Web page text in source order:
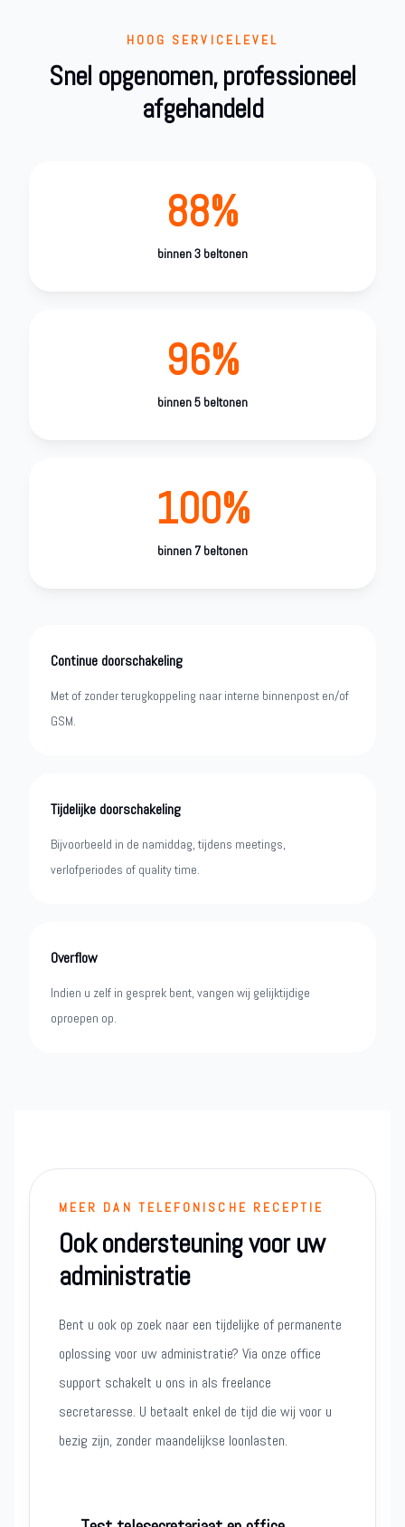
HOOG SERVICELEVEL
Snel opgenomen, professioneel
afgehandeld
88%
binnen 3 beltonen
96%
binnen 5 beltonen
100%
binnen 7 beltonen
Continue doorschakeling
Met of zonder terugkoppeling naar interne binnenpost en/of
GSM.
Tijdelijke doorschakeling
Bijvoorbeeld in de namiddag, tijdens meetings,
verlofperiodes of quality time.
Overflow
Indien u zelf in gesprek bent, vangen wij gelijktijdige
oproepen op.
MEER DAN TELEFONISCHE RECEPTIE
Ook ondersteuning voor uw
administratie
Bent u ook op zoek naar een tijdelijke of permanente
oplossing voor uw administratie? Via onze office
support schakelt u ons in als freelance
secretaresse. U betaalt enkel de tijd die wij voor u
bezig zijn, zonder maandelijkse loonlasten.